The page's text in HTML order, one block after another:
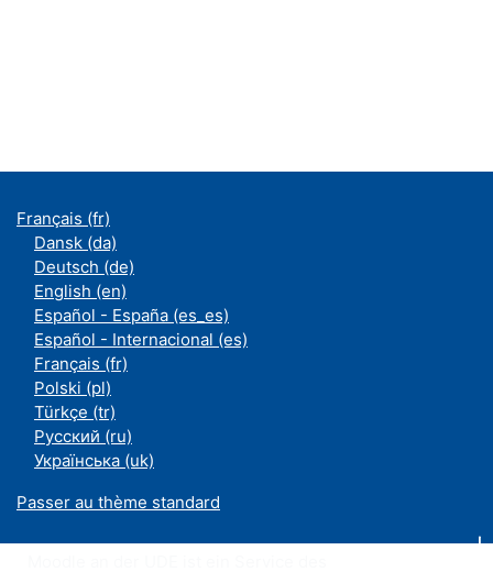
Français ‎(fr)‎
Dansk ‎(da)‎
Deutsch ‎(de)‎
English ‎(en)‎
Español - España ‎(es_es)‎
Español - Internacional ‎(es)‎
Français ‎(fr)‎
Polski ‎(pl)‎
Türkçe ‎(tr)‎
Русский ‎(ru)‎
Українська ‎(uk)‎
Passer au thème standard